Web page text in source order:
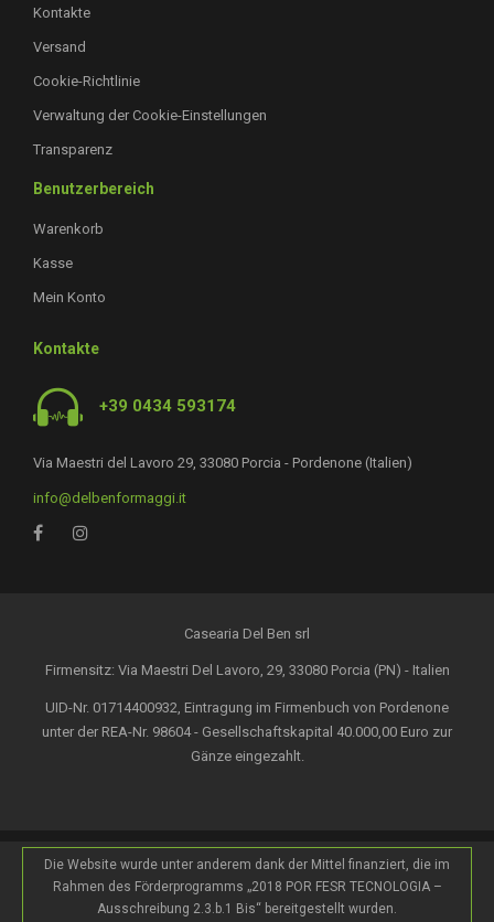
Kontakte
Versand
Cookie-Richtlinie
Verwaltung der Cookie-Einstellungen
Transparenz
Benutzerbereich
Warenkorb
Kasse
Mein Konto
Kontakte
+39 0434 593174
Via Maestri del Lavoro 29, 33080 Porcia - Pordenone (Italien)
info@delbenformaggi.it
Casearia Del Ben srl
Firmensitz: Via Maestri Del Lavoro, 29, 33080 Porcia (PN) - Italien
UID-Nr. 01714400932, Eintragung im Firmenbuch von Pordenone
unter der REA-Nr. 98604 - Gesellschaftskapital 40.000,00 Euro zur
Gänze eingezahlt.
Die Website wurde unter anderem dank der Mittel finanziert, die im
Rahmen des Förderprogramms „2018 POR FESR TECNOLOGIA –
Ausschreibung 2.3.b.1 Bis“ bereitgestellt wurden.